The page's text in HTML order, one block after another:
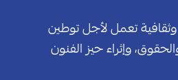
تعمل لأجل توطين
وإثراء حيز الفنون